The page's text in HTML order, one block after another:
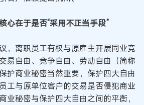
心在于是否“采用不正当手段”
，离职员工有权与原雇主开展同业竞
易自由、竞争自由、劳动自由（简称
护商业秘密当然重要，保护四大自由
工与原单位客户的交易是否侵犯商业
业秘密与保护四大自由之间的平衡，